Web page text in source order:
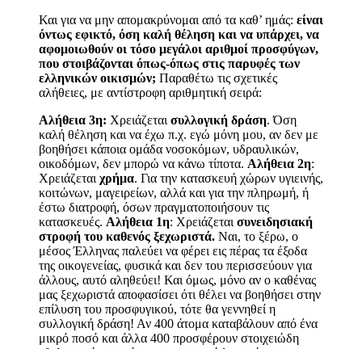
Και για να μην απομακρύνομαι από τα καθ’ ημάς: είναι
όντως εφικτό, όση καλή θέληση και να υπάρχει, να
αφομοιωθούν οι τόσο μεγάλοι αριθμοί προσφύγων,
που στοιβάζονται όπως-όπως στις παρυφές των
ελληνικών οικισμών; Παραθέτω τις σχετικές
αλήθειες, με αντίστροφη αριθμητική σειρά:
Αλήθεια 3η: Χρειάζεται συλλογική δράση. Όση
καλή θέληση και να έχω π.χ. εγώ μόνη μου, αν δεν με
βοηθήσει κάποια ομάδα νοσοκόμων, υδραυλικών,
οικοδόμων, δεν μπορώ να κάνω τίποτα. Αλήθεια 2η:
Χρειάζεται χρήμα. Για την κατασκευή χώρων υγιεινής,
κοιτώνων, μαγειρείων, αλλά και για την πληρωμή, ή
έστω διατροφή, όσων πραγματοποιήσουν τις
κατασκευές. Αλήθεια 1η: Χρειάζεται συνειδησιακή
στροφή του καθενός ξεχωριστά. Ναι, το ξέρω, ο
μέσος Έλληνας παλεύει να φέρει εις πέρας τα έξοδα
της οικογενείας, φυσικά και δεν του περισσεύουν για
άλλους, αυτό αληθεύει! Και όμως, μόνο αν ο καθένας
μας ξεχωριστά αποφασίσει ότι θέλει να βοηθήσει στην
επίλυση του προσφυγικού, τότε θα γεννηθεί η
συλλογική δράση! Αν 400 άτομα καταβάλουν από ένα
μικρό ποσό και άλλα 400 προσφέρουν στοιχειώδη